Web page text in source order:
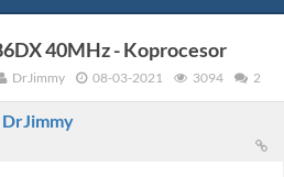
40MHz - Koprocesor
DrJimmy 08-03-2021 3094 2
DrJimmy